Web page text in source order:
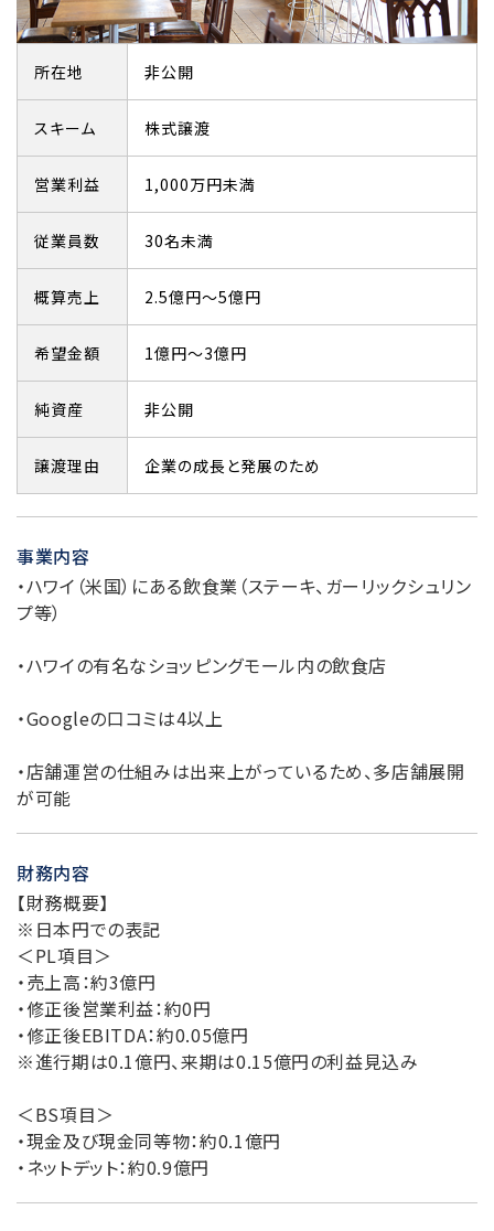
所在地 非公開
スキーム 株式譲渡
営業利益 1,000万円未満
従業員数 30名未満
概算売上 2.5億円～5億円
希望金額 1億円～3億円
純資産 非公開
譲渡理由 企業の成長と発展のため
事業内容
・ハワイ（米国）にある飲食業（ステーキ、ガーリックシュリン
プ等）
・ハワイの有名なショッピングモール内の飲食店
・Googleの口コミは4以上
・店舗運営の仕組みは出来上がっているため、多店舗展開
が可能
財務内容
【財務概要】
※日本円での表記
＜PL項目＞
・売上高：約3億円
・修正後営業利益：約0円
・修正後EBITDA：約0.05億円
※進行期は0.1億円、来期は0.15億円の利益見込み
＜BS項目＞
・現金及び現金同等物：約0.1億円
・ネットデット：約0.9億円